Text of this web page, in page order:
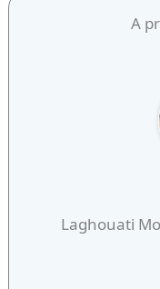
A
Laghouati